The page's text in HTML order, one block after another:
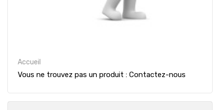
Accueil
Vous ne trouvez pas un produit : Contactez-nous